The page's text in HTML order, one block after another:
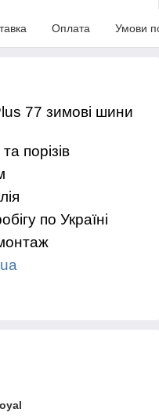
Оплата Умови
77 зимові шини
порізів
по Україні